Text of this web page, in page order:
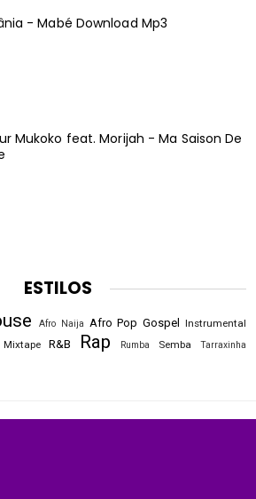
- Mabé Download Mp3
Mukoko feat. Morijah - Ma Saison De
ESTILOS
Afro Naija Afro Pop Gospel Instrumental
Mixtape R&B Rap Rumba Semba Tarraxinha